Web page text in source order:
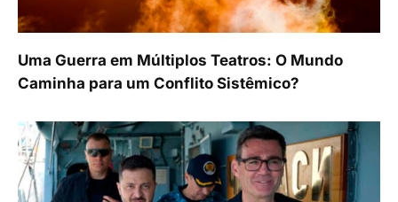
Uma Guerra em Múltiplos Teatros: O Mundo
Caminha para um Conflito Sistêmico?